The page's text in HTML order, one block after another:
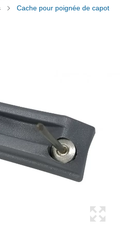
Cache pour poignée de capot